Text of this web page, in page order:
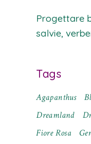
Progettare
salvie,
Tags
Agapanthus
Dreamland
Fiore Rosa